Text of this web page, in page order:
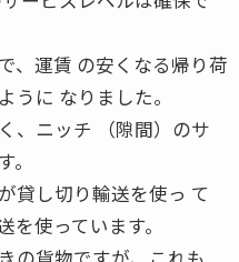
、運賃 の安くなる帰り荷
うに なりました。
、ニッチ （隙間）のサ
貸し切り輸送を使っ て
使っています。